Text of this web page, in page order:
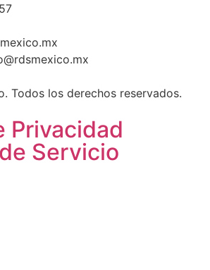
Todos los derechos reservados.
Privacidad
Servicio